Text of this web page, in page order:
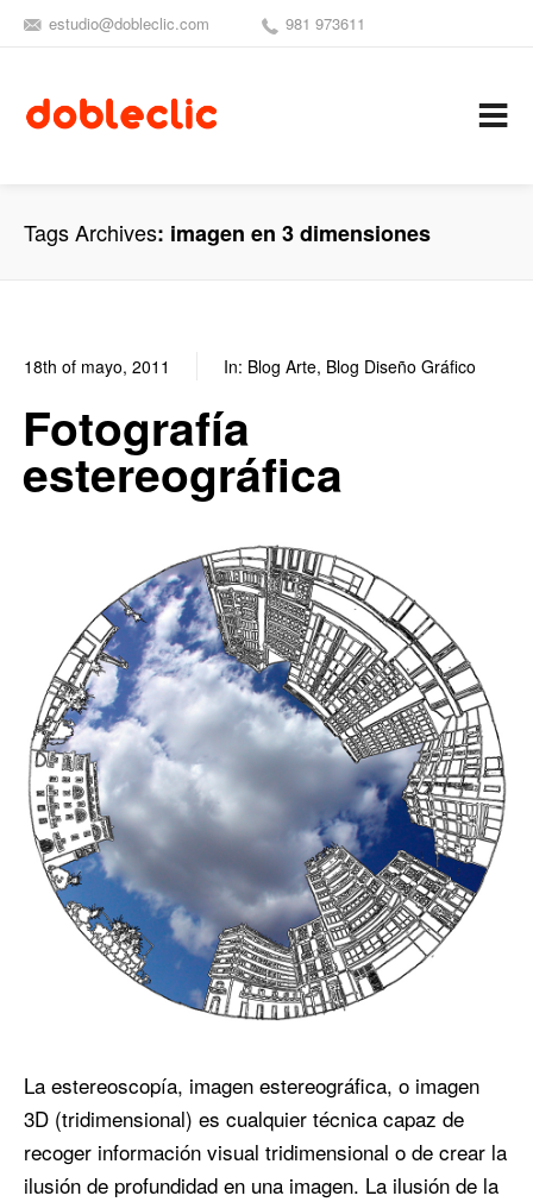
estudio@dobleclic.com 981 973611
Tags Archives imagen en 3 dimensiones
18th of mayo, 2011 In: Blog Arte, Blog Diseño Gráfico
Fotografía
estereográfica
La estereoscopía, imagen estereográfica, o imagen
3D (tridimensional) es cualquier técnica capaz de
recoger información visual tridimensional o de crear la
ilusión de profundidad en una imagen. La ilusión de la